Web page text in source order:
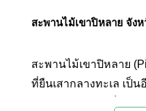
สะพานไม้เขาปิหลาย จัง
สะพานไม้เขาปิหลาย
ที่ยืนเสากลางทะเล เป็